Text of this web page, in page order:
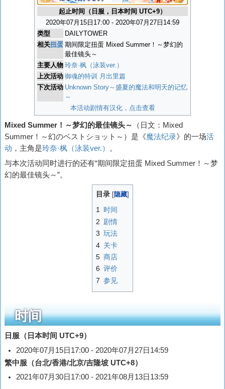
起止时间（日服，日本时间 UTC+9）
2020年07月15日17:00 - 2020年07月27日14:59
类型
DAILYTOWER
相关扭蛋 期间限定扭蛋 Mixed Summer！～梦幻的
最佳镜头～
主要人物 玲奈·枫（泳装ver.）
上次活动 御魂的特训 月出里篇
下次活动 Unknown Story～盛夏的魔法和明天的记忆
～
本活动剧情有汉化，点击查看
Mixed Summer！～梦幻的最佳镜头～ （日文： Mixed
Summer！～幻のベストショット～ ）是《魔法纪录》的一场活
动 ，主角是玲奈·枫（泳装ver.）
。
与本次活动同时进行的还有“期间限定扭蛋 Mixed Summer！～梦
幻的最佳镜头～”。
目录
1 时间
2 剧情
3 玩法
4 关卡
5 商店
6 评价
7 参见
时间
日服（日本时间 UTC+9）
2020年07月15日17:00 - 2020年07月27日14:59
繁中服（台北/香港/北京/吉隆坡 UTC+8）
2021年07月30日17:00 - 2021年08月13日13:59